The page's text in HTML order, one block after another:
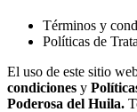
Términos y
Políticas de
El uso de este sitio
condiciones y
Poderosa del Huila.